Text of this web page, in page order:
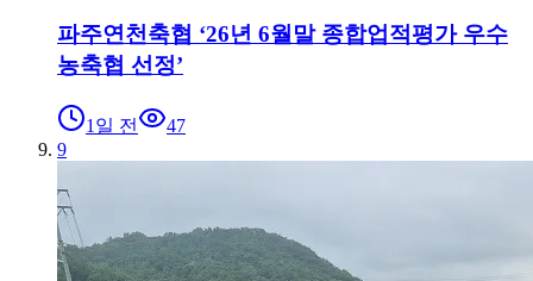
파주연천축협 ‘26년 6월말 종합업적평가 우수
농축협 선정’
1일 전
47
9